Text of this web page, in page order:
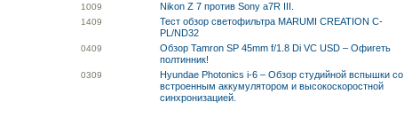
1009 Nikon Z 7 против Sony a7R III.
1409
Тест обзор светофильтра MARUMI CREATION C-
PL/ND32
0409
Обзор Tamron SP 45mm f/1.8 Di VC USD – Офигеть
полтинник!
0309
Hyundae Photonics i-6 – Обзор студийной вспышки со
встроенным аккумулятором и высокоскоростной
синхронизацией.